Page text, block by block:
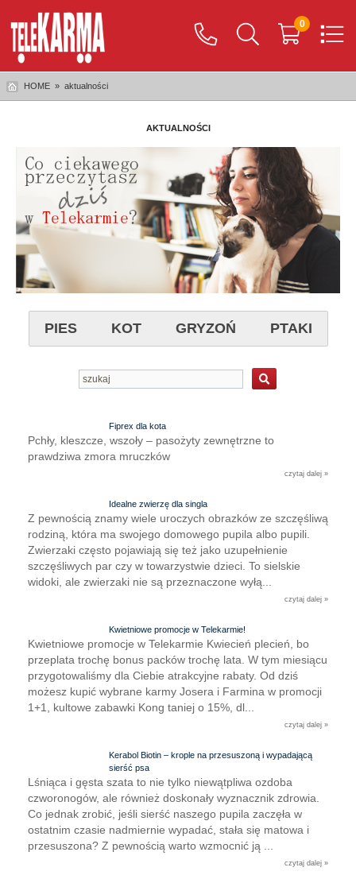
0
HOME » aktualności
AKTUALNOŚCI
PIES KOT GRYZOŃ PTAKI
Fiprex dla kota
Pchły, kleszcze, wszoły – pasożyty zewnętrzne to
prawdziwa zmora mruczków
czytaj dalej »
Idealne zwierzę dla singla
Z pewnością znamy wiele uroczych obrazków ze szczęśliwą
rodziną, która ma swojego domowego pupila albo pupili.
Zwierzaki często pojawiają się też jako uzupełnienie
szczęśliwych par czy w towarzystwie dzieci. To sielskie
widoki, ale zwierzaki nie są przeznaczone wyłą...
czytaj dalej »
Kwietniowe promocje w Telekarmie!
Kwietniowe promocje w Telekarmie Kwiecień plecień, bo
przeplata trochę bonus packów trochę lata. W tym miesiącu
przygotowaliśmy dla Ciebie atrakcyjne rabaty. Od dziś
możesz kupić wybrane karmy Josera i Farmina w promocji
1+1, kultowe zabawki Kong taniej o 15%, dl...
czytaj dalej »
Kerabol Biotin – krople na przesuszoną i wypadającą
sierść psa
Lśniąca i gęsta szata to nie tylko niewątpliwa ozdoba
czworonogów, ale również doskonały wyznacznik zdrowia.
Co jednak zrobić, jeśli sierść naszego pupila zaczęła w
ostatnim czasie nadmiernie wypadać, stała się matowa i
przesuszona? Z pewnością warto wzmocnić ją ...
czytaj dalej »